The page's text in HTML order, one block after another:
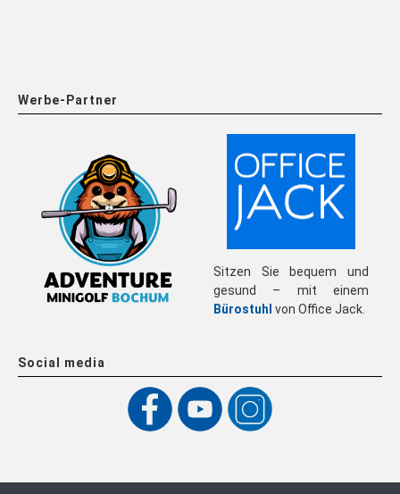
Werbe-Partner
Sitzen Sie bequem und
gesund – mit einem
Bürostuhl von Office Jack.
Social media